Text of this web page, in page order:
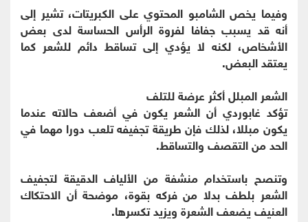
وفيما يخص الشامبو المحتوي على الكبريتات، تشير إلى
أنه قد يسبب جفافا لفروة الرأس الحساسة لدى بعض
الأشخاص، لكنه لا يؤدي إلى تساقط دائم للشعر كما
يعتقد البعض.
الشعر المبلل أكثر عرضة للتلف
تؤكد غابوردي أن الشعر يكون في أضعف حالاته عندما
يكون مبللا، لذلك فإن طريقة تجفيفه تلعب دورا مهما في
الحد من التقصف والتساقط.
وتنصح باستخدام منشفة من الألياف الدقيقة لتجفيف
الشعر بلطف بدلا من فركه بقوة، موضحة أن الاحتكاك
العنيف يضعف الشعرة ويزيد تكسرها.